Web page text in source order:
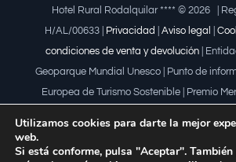
Hotel Rural Rodalquilar **** © 2026 |
H/AL/00633 |
Privacidad Aviso legal
condiciones de venta y devolución |
Geoparque Mundial Unesco | Punto de
Europea de Turismo Sostenible | Premio
Utilizamos cookies para darte la mejor
web.
Si está conforme, pulsa "Aceptar".